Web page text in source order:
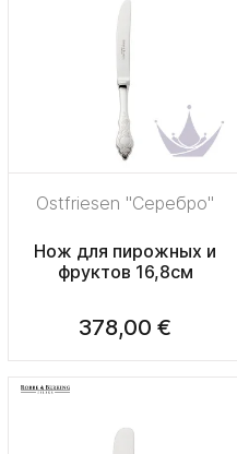
Ostfriesen "Серебро"
Нож для пирожных и
фруктов 16,8см
378,00 €